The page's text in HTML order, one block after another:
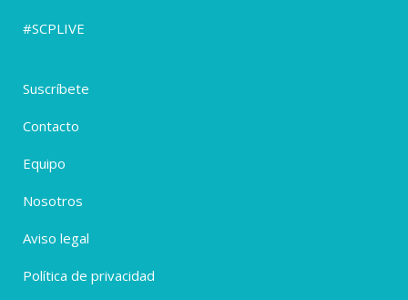
#SCPLIVE
Suscríbete
Contacto
Equipo
Nosotros
Aviso legal
Política de privacidad